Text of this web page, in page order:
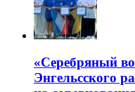
«Серебряный
Энгельсского